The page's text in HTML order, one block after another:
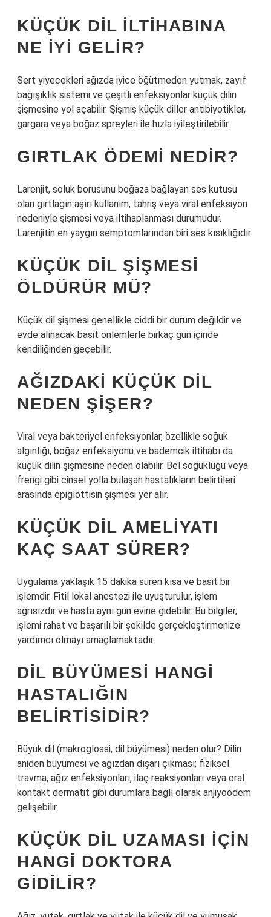
KÜÇÜK DIL ILTIHABINA
NE IYI GELIR?
Sert yiyecekleri ağızda iyice öğütmeden yutmak, zayıf
bağışıklık sistemi ve çeşitli enfeksiyonlar küçük dilin
şişmesine yol açabilir. Şişmiş küçük diller antibiyotikler,
gargara veya boğaz spreyleri ile hızla iyileştirilebilir.
GIRTLAK ÖDEMI NEDIR?
Larenjit, soluk borusunu boğaza bağlayan ses kutusu
olan gırtlağın aşırı kullanım, tahriş veya viral enfeksiyon
nedeniyle şişmesi veya iltihaplanması durumudur.
Larenjitin en yaygın semptomlarından biri ses kısıklığıdır.
KÜÇÜK DIL ŞIŞMESI
ÖLDÜRÜR MÜ?
Küçük dil şişmesi genellikle ciddi bir durum değildir ve
evde alınacak basit önlemlerle birkaç gün içinde
kendiliğinden geçebilir.
AĞIZDAKI KÜÇÜK DIL
NEDEN ŞIŞER?
Viral veya bakteriyel enfeksiyonlar, özellikle soğuk
algınlığı, boğaz enfeksiyonu ve bademcik iltihabı da
küçük dilin şişmesine neden olabilir. Bel soğukluğu veya
frengi gibi cinsel yolla bulaşan hastalıkların belirtileri
arasında epiglottisin şişmesi yer alır.
KÜÇÜK DIL AMELIYATI
KAÇ SAAT SÜRER?
Uygulama yaklaşık 15 dakika süren kısa ve basit bir
işlemdir. Fitil lokal anestezi ile uyuşturulur, işlem
ağrısızdır ve hasta aynı gün evine gidebilir. Bu bilgiler,
işlemi rahat ve başarılı bir şekilde gerçekleştirmenize
yardımcı olmayı amaçlamaktadır.
DIL BÜYÜMESI HANGI
HASTALIĞIN
BELIRTISIDIR?
Büyük dil (makroglossi, dil büyümesi) neden olur? Dilin
aniden büyümesi ve ağızdan dışarı çıkması; fiziksel
travma, ağız enfeksiyonları, ilaç reaksiyonları veya oral
kontakt dermatit gibi durumlara bağlı olarak anjiyoödem
gelişebilir.
KÜÇÜK DIL UZAMASI IÇIN
HANGI DOKTORA
GIDILIR?